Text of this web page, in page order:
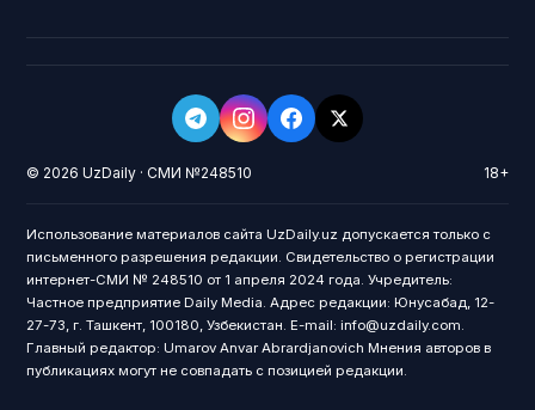
© 2026 UzDaily · СМИ №248510 18+
Использование материалов сайта UzDaily.uz допускается только с
письменного разрешения редакции. Свидетельство о регистрации
интернет-СМИ № 248510 от 1 апреля 2024 года. Учредитель:
Частное предприятие Daily Media. Адрес редакции: Юнусабад, 12-
27-73, г. Ташкент, 100180, Узбекистан. E-mail: info@uzdaily.com.
Главный редактор: Umarov Anvar Abrardjanovich Мнения авторов в
публикациях могут не совпадать с позицией редакции.